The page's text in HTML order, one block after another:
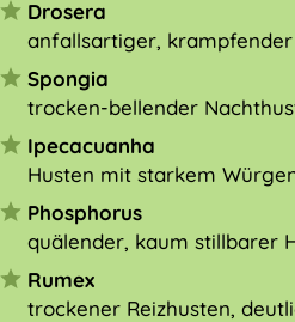
Drosera
anfallsartiger, krampfender
Spongia
trocken-bellender
Ipecacuanha
Husten mit starkem
Phosphorus
quälender, kaum stillbarer
Rumex
trockener Reizhusten,